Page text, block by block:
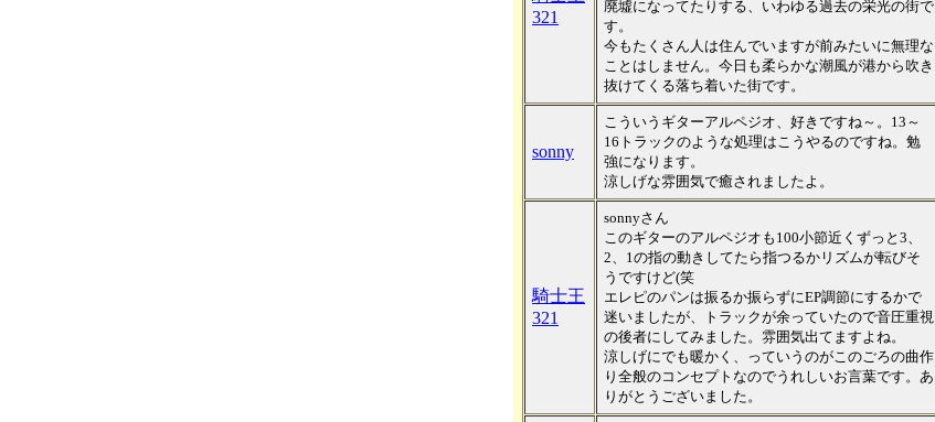
321
廃墟になってたりする、いわゆる過去の栄光の街で
す。
今もたくさん人は住んでいますが前みたいに無理な
ことはしません。今日も柔らかな潮風が港から吹き
抜けてくる落ち着いた街です。
sonny
こういうギターアルペジオ、好きですね～。13～
16トラックのような処理はこうやるのですね。勉
強になります。
涼しげな雰囲気で癒されましたよ。
騎士王
321
sonnyさん
このギターのアルペジオも100小節近くずっと3、
2、1の指の動きしてたら指つるかリズムが転びそ
うですけど(笑
エレピのパンは振るか振らずにEP調節にするかで
迷いましたが、トラックが余っていたので音圧重視
の後者にしてみました。雰囲気出てますよね。
涼しげにでも暖かく、っていうのがこのごろの曲作
り全般のコンセプトなのでうれしいお言葉です。あ
りがとうございました。